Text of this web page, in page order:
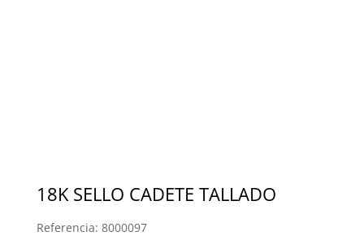
18K SELLO CADETE TALLADO
Referencia: 8000097